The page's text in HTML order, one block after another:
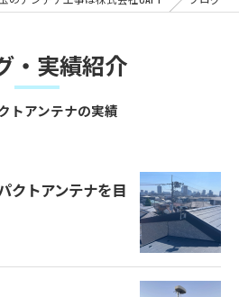
・実績紹介
トアンテナの実績
クトアンテナを目